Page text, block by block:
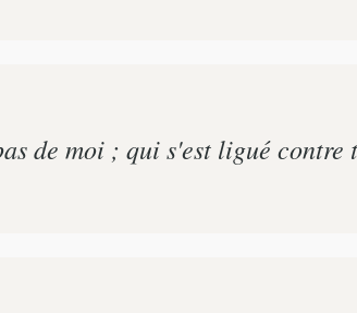
de moi ; qui s'est ligué